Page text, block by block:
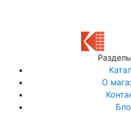
Разделы
О